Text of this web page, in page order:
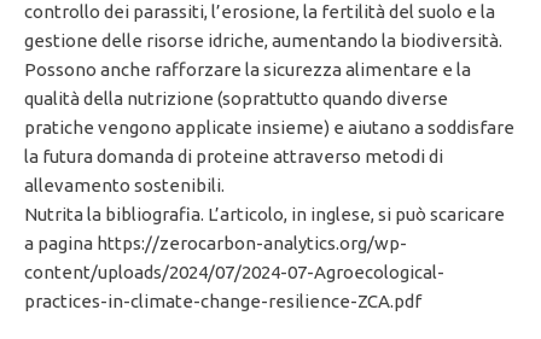
controllo dei parassiti, l’erosione, la fertilità del suolo e la
gestione delle risorse idriche, aumentando la biodiversità.
Possono anche rafforzare la sicurezza alimentare e la
qualità della nutrizione (soprattutto quando diverse
pratiche vengono applicate insieme) e aiutano a soddisfare
la futura domanda di proteine attraverso metodi di
allevamento sostenibili.
Nutrita la bibliografia. L’articolo, in inglese, si può scaricare
a pagina https://zerocarbon-analytics.org/wp-
content/uploads/2024/07/2024-07-Agroecological-
practices-in-climate-change-resilience-ZCA.pdf